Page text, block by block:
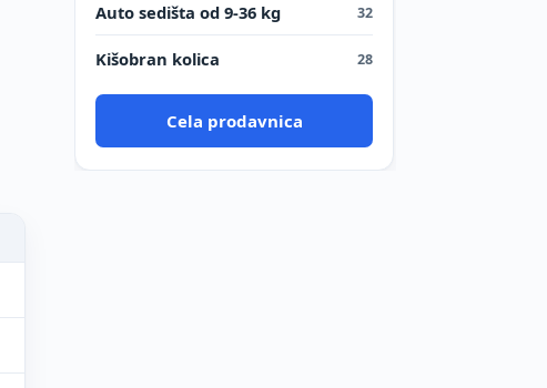
Auto sedišta od 9-36 kg 32
Kišobran kolica 28
Cela prodavnica